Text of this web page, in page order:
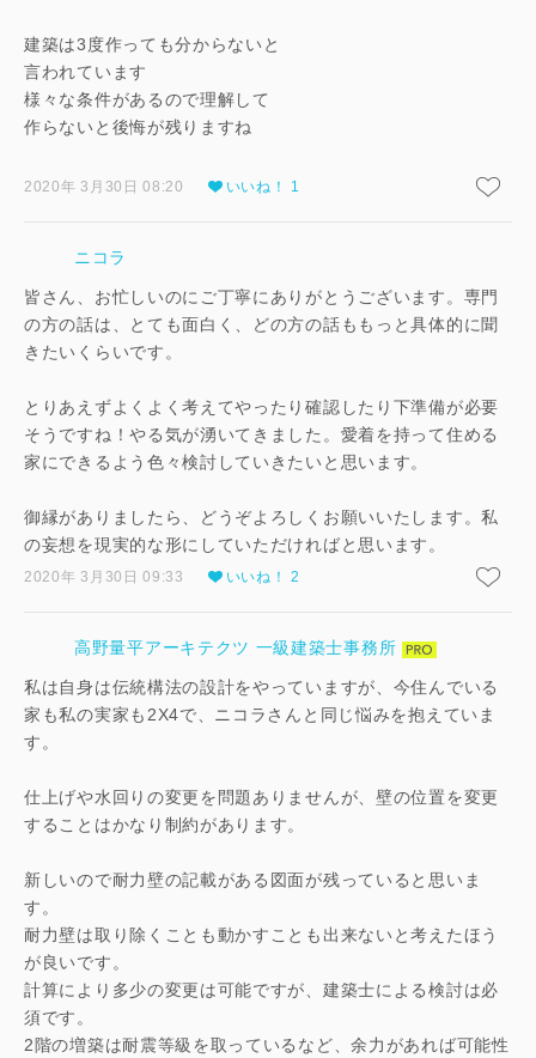
建築は3度作っても分からないと
言われています
様々な条件があるので理解して
作らないと後悔が残りますね
2020年 3月30日 08:20 いいね！ 1
ニコラ
皆さん、お忙しいのにご丁寧にありがとうございます。専門
の方の話は、とても面白く、どの方の話ももっと具体的に聞
きたいくらいです。
とりあえずよくよく考えてやったり確認したり下準備が必要
そうですね！やる気が湧いてきました。愛着を持って住める
家にできるよう色々検討していきたいと思います。
御縁がありましたら、どうぞよろしくお願いいたします。私
の妄想を現実的な形にしていただければと思います。
2020年 3月30日 09:33 いいね！ 2
高野量平アーキテクツ 一級建築士事務所
私は自身は伝統構法の設計をやっていますが、今住んでいる
家も私の実家も2X4で、ニコラさんと同じ悩みを抱えていま
す。
仕上げや水回りの変更を問題ありませんが、壁の位置を変更
することはかなり制約があります。
新しいので耐力壁の記載がある図面が残っていると思いま
す。
耐力壁は取り除くことも動かすことも出来ないと考えたほう
が良いです。
計算により多少の変更は可能ですが、建築士による検討は必
須です。
2階の増築は耐震等級を取っているなど、余力があれば可能性